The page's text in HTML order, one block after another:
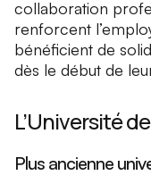
collaboration
renforcent
bénéficient de
dès le début de
L’Université
Plus ancienne